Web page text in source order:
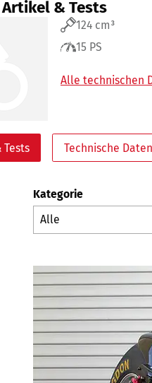
Artikel & Tests
124 cm³
15 PS
Alle technischen
Technische Daten
Kategorie